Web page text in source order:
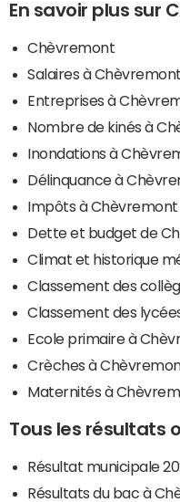
En savoir plus sur
Chèvremont
Salaires à Chèvremont
Entreprises à
Nombre de kinés à
Inondations à
Délinquance à
Impôts à Chèvremont
Dette et budget de
Climat et historique
Classement des
Classement des
Ecole primaire à
Crèches à
Maternités à
Tous les résultats
Résultat municipale
Résultats du bac à